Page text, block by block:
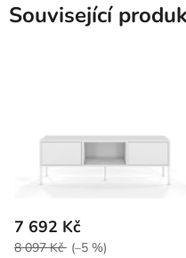
Související
7 692 Kč
8 097 Kč (–5 %)